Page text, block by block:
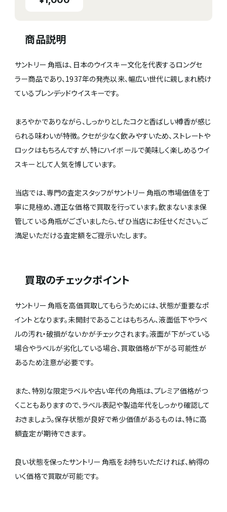
商品説明
サントリー 角瓶は、日本のウイスキー文化を代表するロングセ
ラー商品であり、1937年の発売以来、幅広い世代に親しまれ続け
ているブレンデッドウイスキーです。
まろやかでありながら、しっかりとしたコクと香ばしい樽香が感じ
られる味わいが特徴。クセが少なく飲みやすいため、ストレートや
ロックはもちろんですが、特にハイボールで美味しく楽しめるウイ
スキーとして人気を博しています。
当店では、専門の査定スタッフがサントリー 角瓶の市場価値を丁
寧に見極め、適正な価格で買取を行っています。飲まないまま保
管している角瓶がございましたら、ぜひ当店にお任せください。ご
満足いただける査定額をご提示いたします。
買取のチェックポイント
サントリー 角瓶を高価買取してもらうためには、状態が重要なポ
イントとなります。未開封であることはもちろん、液面低下やラベ
ルの汚れ・破損がないかがチェックされます。液面が下がっている
場合やラベルが劣化している場合、買取価格が下がる可能性が
あるため注意が必要です。
また、特別な限定ラベルや古い年代の角瓶は、プレミア価格がつ
くこともありますので、ラベル表記や製造年代をしっかり確認して
おきましょう。保存状態が良好で希少価値があるものは、特に高
額査定が期待できます。
良い状態を保ったサントリー 角瓶をお持ちいただければ、納得の
いく価格で買取が可能です。